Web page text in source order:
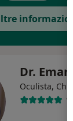
informazioni
Dr.
Oculista,